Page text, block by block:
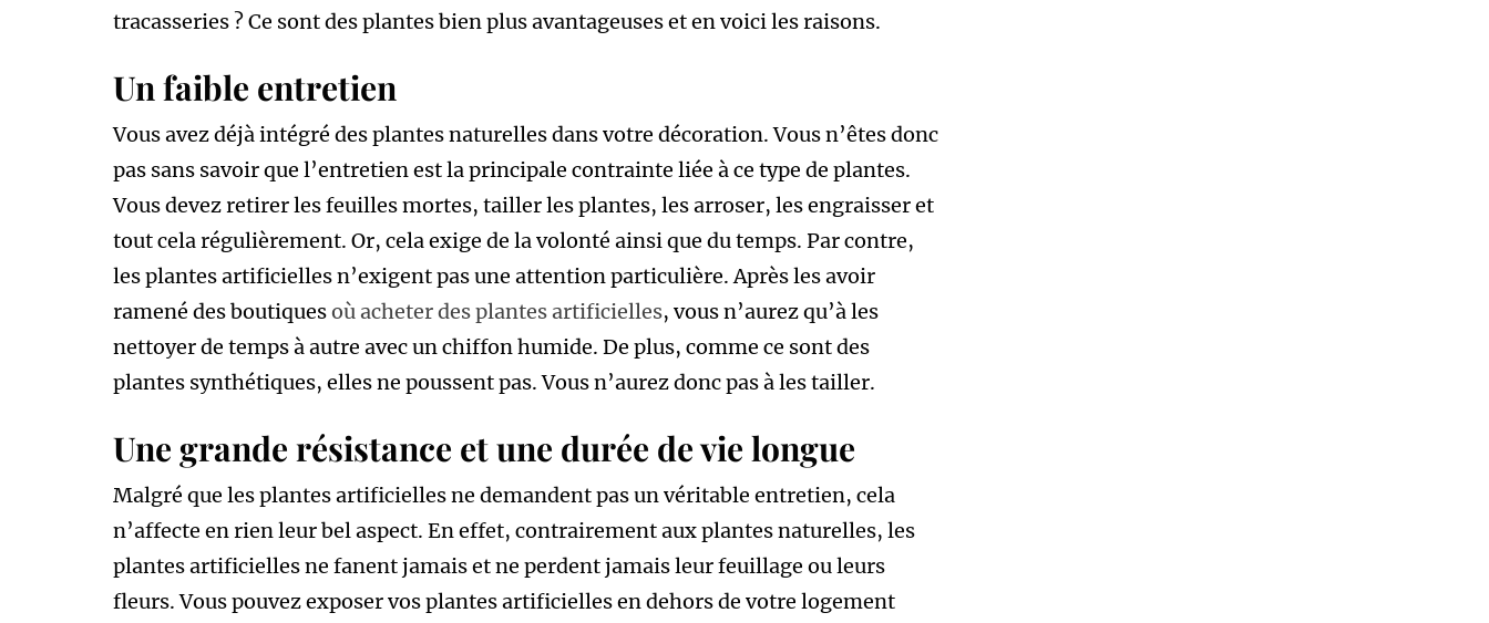
tracasseries ? Ce sont des plantes bien plus avantageuses et en voici les raisons.
Un faible entretien
Vous avez déjà intégré des plantes naturelles dans votre décoration. Vous n’êtes donc
pas sans savoir que l’entretien est la principale contrainte liée à ce type de plantes.
Vous devez retirer les feuilles mortes, tailler les plantes, les arroser, les engraisser et
tout cela régulièrement. Or, cela exige de la volonté ainsi que du temps. Par contre,
les plantes artificielles n’exigent pas une attention particulière. Après les avoir
ramené des boutiquesoù acheter des plantes artificielles, vous n’aurez qu’à les
nettoyer de temps à autre avec un chiffon humide. De plus, comme ce sont des
plantes synthétiques, elles ne poussent pas. Vous n’aurez donc pas à les tailler.
Une grande résistance et une durée de vie longue
Malgré que les plantes artificielles ne demandent pas un véritable entretien, cela
n’affecte en rien leur bel aspect. En effet, contrairement aux plantes naturelles, les
plantes artificielles ne fanent jamais et ne perdent jamais leur feuillage ou leurs
fleurs. Vous pouvez exposer vos plantes artificielles en dehors de votre logement